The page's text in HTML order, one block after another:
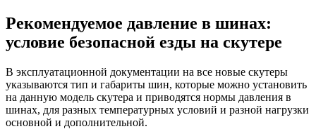
Рекомендуемое давление в шинах:
условие безопасной езды на скутере
В эксплуатационной документации на все новые скутеры
указываются тип и габариты шин, которые можно установить
на данную модель скутера и приводятся нормы давления в
шинах, для разных температурных условий и разной нагрузки
основной и дополнительной.